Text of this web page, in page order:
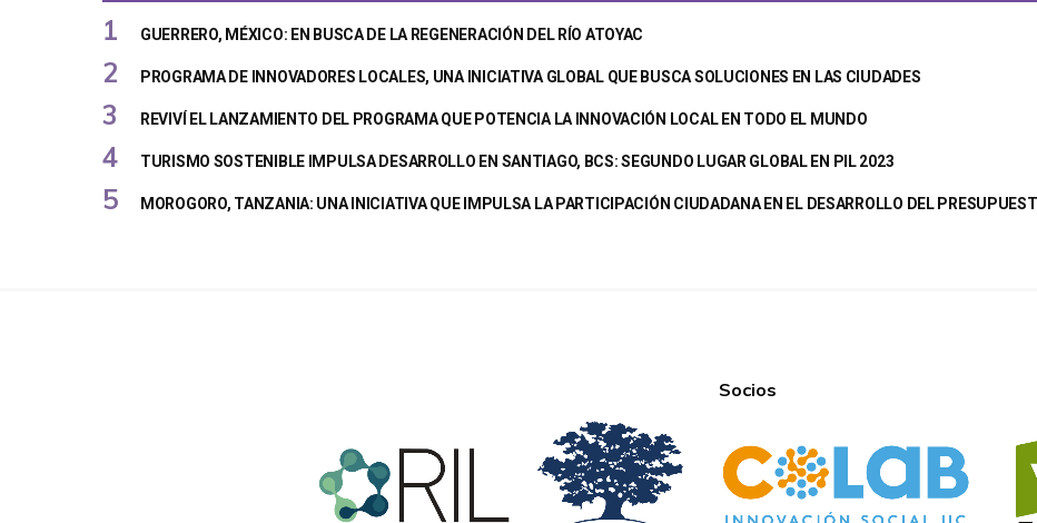
GUERRERO, MÉXICO: EN BUSCA DE LA REGENERACIÓN DEL RÍO ATOYAC
PROGRAMA DE INNOVADORES LOCALES, UNA INICIATIVA GLOBAL QUE BUSCA SOLUCIONES EN LAS CIUDADES
REVIVÍ EL LANZAMIENTO DEL PROGRAMA QUE POTENCIA LA INNOVACIÓN LOCAL EN TODO EL MUNDO
TURISMO SOSTENIBLE IMPULSA DESARROLLO EN SANTIAGO, BCS: SEGUNDO LUGAR GLOBAL EN PIL 2023
MOROGORO, TANZANIA: UNA INICIATIVA QUE IMPULSA LA PARTICIPACIÓN CIUDADANA EN EL DESARROLLO DEL
Socios